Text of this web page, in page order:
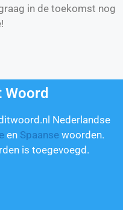
in de toekomst nog
Woord
Nederlandse
en Spaanse woorden.
is toegevoegd.